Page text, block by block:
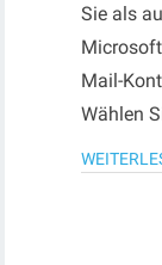
Sie als
Mail-
Wählen